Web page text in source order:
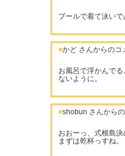
プールで着て泳い
■かど さんからのコ
お風呂で浮かんで
ないように。
■shobun さんから
おおーっ、式根島
まずは乾杯っすね。